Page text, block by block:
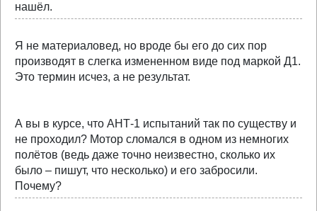
нашёл.
Я не материаловед, но вроде бы его до сих пор
производят в слегка измененном виде под маркой Д1.
Это термин исчез, а не результат.
А вы в курсе, что АНТ-1 испытаний так по существу и
не проходил? Мотор сломался в одном из немногих
полётов (ведь даже точно неизвестно, сколько их
было – пишут, что несколько) и его забросили.
Почему?